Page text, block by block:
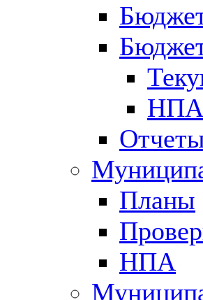
НПА
Планы
НПА